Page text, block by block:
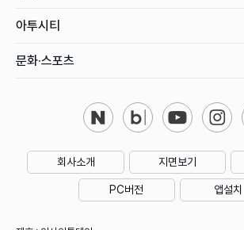
아투시티
문화·스포츠
회사소개 지면보기
PC버전 앱설치